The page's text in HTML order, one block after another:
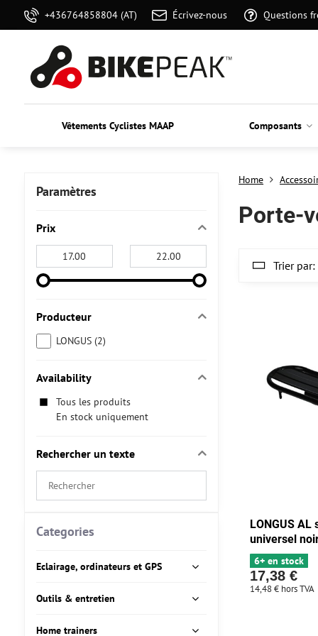
+436764858804 (AT) Écrivez-nous Questions
Vêtements Cyclistes MAAP Composants
Home
Porte-
Trier par:
LONGUS
universel
6+ en stock
17,38 €
14,48 € hors TVA
Paramètres
Prix
Producteur
LONGUS (2)
Availability
Tous les produits
En stock uniquement
Rechercher un texte
Search
by
Categories
Eclairage, ordinateurs et GPS
Outils & entretien
Home trainers